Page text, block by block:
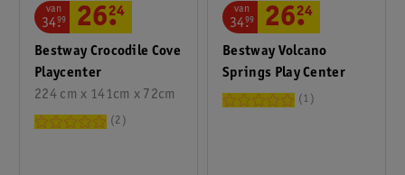
Bestway Crocodile Cove
Playcenter
224 cm x 141cm x 72cm
van
34.
99 26.
24
2
Bestway Volcano
Springs Play Center
van
34.
99 26.
24
1